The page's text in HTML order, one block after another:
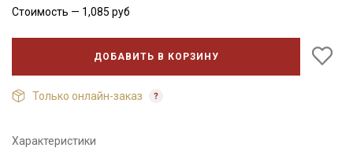
Стоимость — 1,085 руб
ДОБАВИТЬ В КОРЗИНУ
Только онлайн-заказ
Характеристики